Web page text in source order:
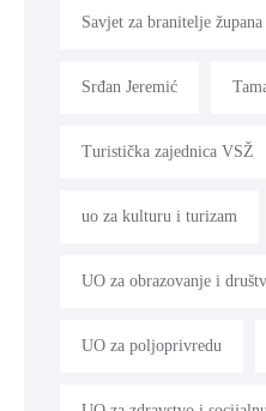
Savjet za branitelje
Srđan Jeremić
Turistička zajednica VSŽ
uo za kulturu i turizam
UO za obrazovanje i
UO za poljoprivredu